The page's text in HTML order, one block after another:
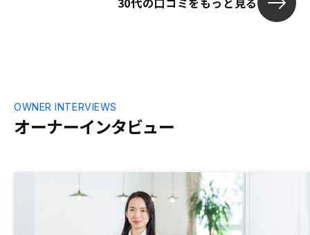
オーナーインタビュー
OWNER INTERVIEWS